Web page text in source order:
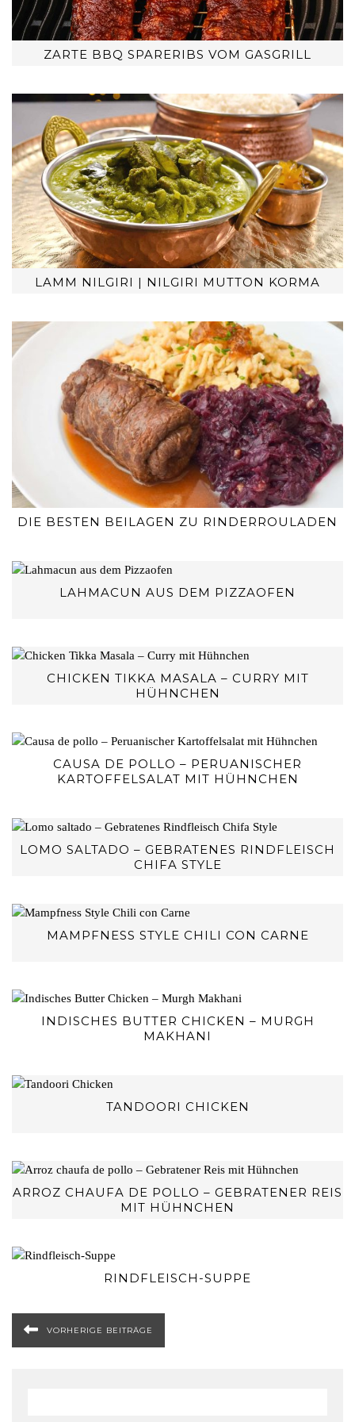
ZARTE BBQ SPARERIBS VOM GASGRILL
LAMM NILGIRI | NILGIRI MUTTON KORMA
DIE BESTEN BEILAGEN ZU RINDERROULADEN
LAHMACUN AUS DEM PIZZAOFEN
CHICKEN TIKKA MASALA – CURRY MIT
HÜHNCHEN
CAUSA DE POLLO – PERUANISCHER
KARTOFFELSALAT MIT HÜHNCHEN
LOMO SALTADO – GEBRATENES RINDFLEISCH
CHIFA STYLE
MAMPFNESS STYLE CHILI CON CARNE
INDISCHES BUTTER CHICKEN – MURGH
MAKHANI
TANDOORI CHICKEN
ARROZ CHAUFA DE POLLO – GEBRATENER REIS
MIT HÜHNCHEN
RINDFLEISCH-SUPPE
VORHERIGE BEITRÄGE